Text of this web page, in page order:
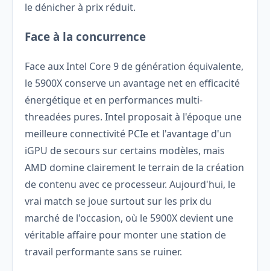
le dénicher à prix réduit.
Face à la concurrence
Face aux Intel Core 9 de génération équivalente,
le 5900X conserve un avantage net en efficacité
énergétique et en performances multi-
threadées pures. Intel proposait à l'époque une
meilleure connectivité PCIe et l'avantage d'un
iGPU de secours sur certains modèles, mais
AMD domine clairement le terrain de la création
de contenu avec ce processeur. Aujourd'hui, le
vrai match se joue surtout sur les prix du
marché de l'occasion, où le 5900X devient une
véritable affaire pour monter une station de
travail performante sans se ruiner.